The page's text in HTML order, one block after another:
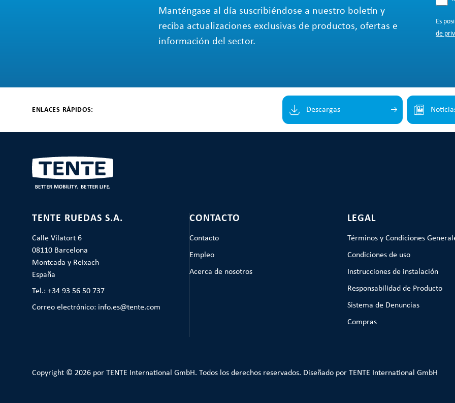
Manténgase al día suscribiéndose a nuestro boletín y
reciba actualizaciones exclusivas de productos, ofertas e
información del sector.
Es
de
ENLACES RÁPIDOS: Descargas
TENTE RUEDAS S.A.
Calle Vilatort 6
08110 Barcelona
Montcada y Reixach
España
Tel.: +34 93 56 50 737
Correo electrónico: info.es@tente.com
CONTACTO
Contacto
Empleo
Acerca de nosotros
LEGAL
Términos y Condiciones
Condiciones de uso
Instrucciones de instalación
Responsabilidad de Producto
Sistema de Denuncias
Compras
Copyright © 2026 por TENTE International GmbH. Todos los derechos reservados. Diseñado por TENTE International GmbH